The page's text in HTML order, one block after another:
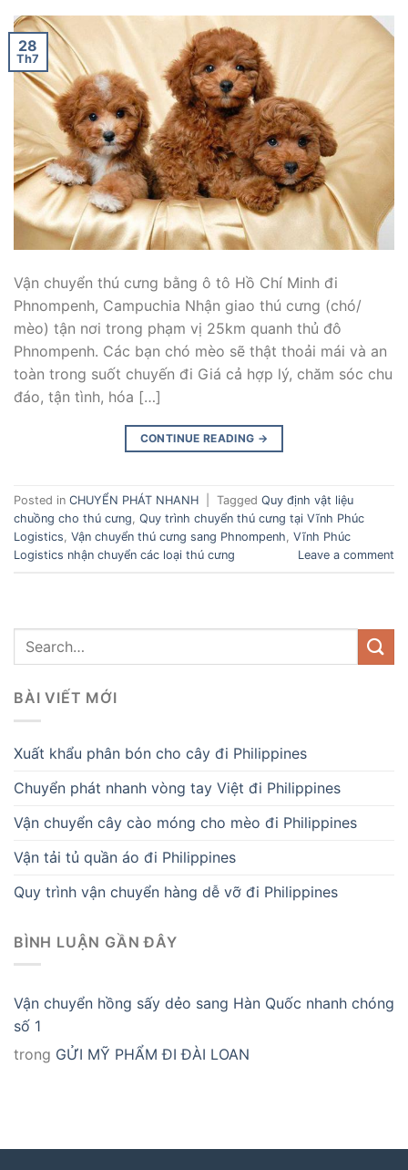
28
Th7
Vận chuyển thú cưng bằng ô tô Hồ Chí Minh đi
Phnompenh, Campuchia Nhận giao thú cưng (chó/
mèo) tận nơi trong phạm vị 25km quanh thủ đô
Phnompenh. Các bạn chó mèo sẽ thật thoải mái và an
toàn trong suốt chuyến đi Giá cả hợp lý, chăm sóc chu
đáo, tận tình, hóa […]
CONTINUE READING →
Posted in CHUYỂN PHÁT NHANH Tagged Quy định vật liệu
chuồng cho thú cưng, Quy trình chuyển thú cưng tại Vĩnh Phúc
Logistics, Vận chuyển thú cưng sang Phnompenh, Vĩnh Phúc
Logistics nhận chuyển các loại thú cưng
Leave a comment
BÀI VIẾT MỚI
Xuất khẩu phân bón cho cây đi Philippines
Chuyển phát nhanh vòng tay Việt đi Philippines
Vận chuyển cây cào móng cho mèo đi Philippines
Vận tải tủ quần áo đi Philippines
Quy trình vận chuyển hàng dễ vỡ đi Philippines
BÌNH LUẬN GẦN ĐÂY
Vận chuyển hồng sấy dẻo sang Hàn Quốc nhanh chóng
số 1
trong GỬI MỸ PHẨM ĐI ĐÀI LOAN